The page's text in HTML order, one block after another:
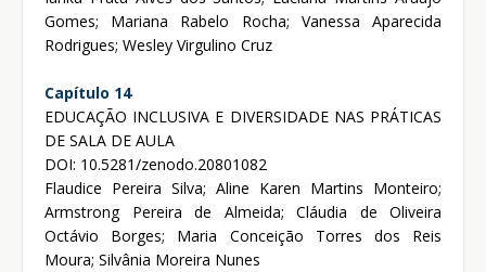
Gomes; Mariana Rabelo Rocha; Vanessa Aparecida
Rodrigues; Wesley Virgulino Cruz
Capítulo 14
EDUCAÇÃO INCLUSIVA E DIVERSIDADE NAS PRÁTICAS
DE SALA DE AULA
DOI: 10.5281/zenodo.20801082
Flaudice Pereira Silva; Aline Karen Martins Monteiro;
Armstrong Pereira de Almeida; Cláudia de Oliveira
Octávio Borges; Maria Conceição Torres dos Reis
Moura; Silvânia Moreira Nunes